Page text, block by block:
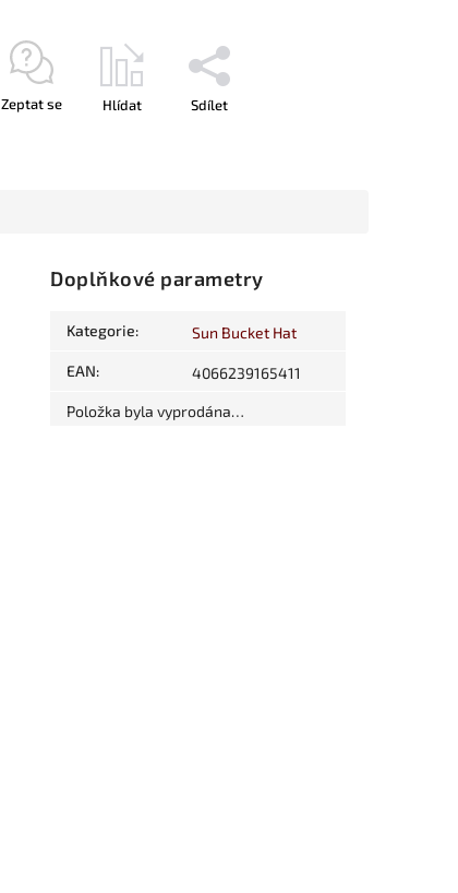
Zeptat se Hlídat Sdílet
Doplňkové parametry
Kategorie: Sun Bucket Hat
EAN: 4066239165411
Položka byla vyprodána…